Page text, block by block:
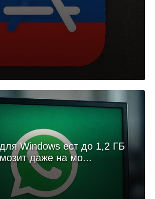
Windows ест до 1,2 ГБ
даже на мо...